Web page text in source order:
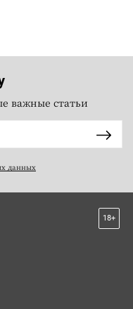
важные статьи
данных
18+